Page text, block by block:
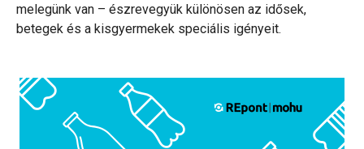
melegünk van – észrevegyük különösen az idősek,
betegek és a kisgyermekek speciális igényeit.